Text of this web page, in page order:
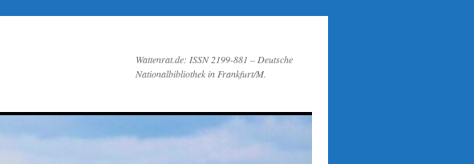
Wattenrat.de: ISSN 2199-881 – Deutsche
Nationalbibliothek in Frankfurt/M.